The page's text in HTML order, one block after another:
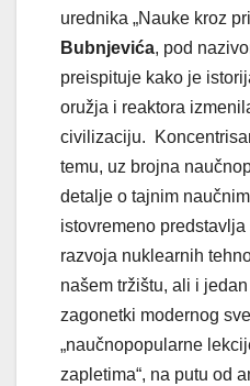
urednika „Nauke kroz
Bubnjevića, pod
preispituje kako je
oružja i reaktora
civilizaciju.
temu, uz brojna
detalje o tajnim
istovremeno
razvoja nuklearnih
našem tržištu, ali i
zagonetki modernog
„naučnopopularne
zapletima“, na putu od